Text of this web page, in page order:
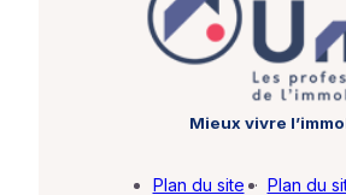
Mieux vivre
Plan du site · Plan du